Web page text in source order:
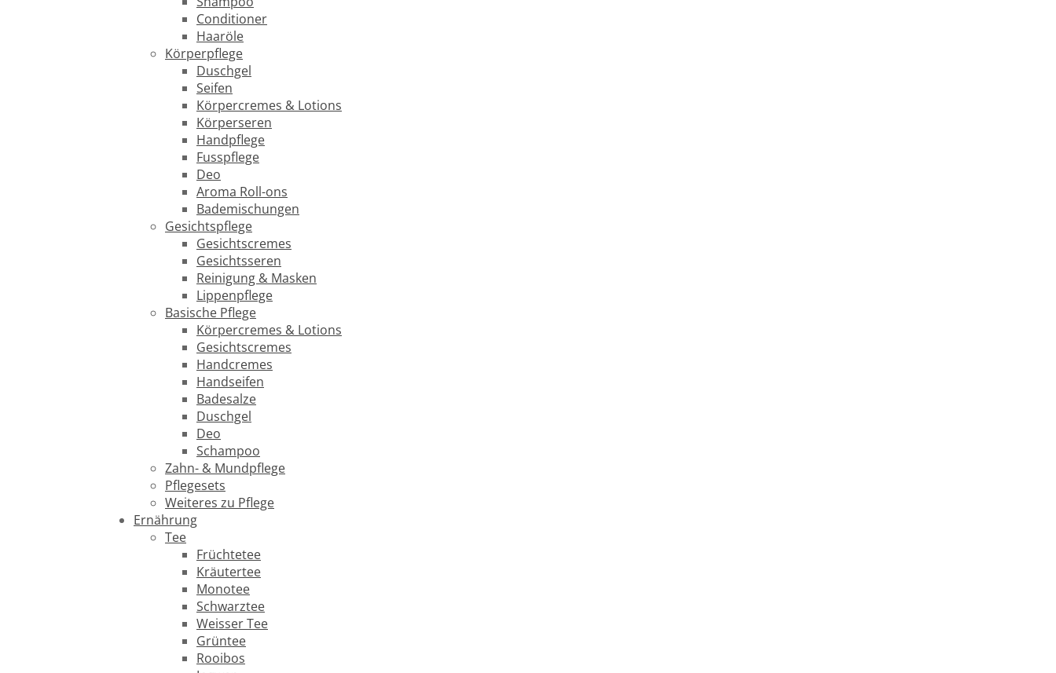
Conditioner
Haaröle
Körperpflege
Duschgel
Seifen
Körpercremes & Lotions
Körperseren
Handpflege
Fusspflege
Deo
Aroma Roll-ons
Bademischungen
Gesichtspflege
Gesichtscremes
Gesichtsseren
Reinigung & Masken
Lippenpflege
Basische Pflege
Körpercremes & Lotions
Gesichtscremes
Handcremes
Handseifen
Badesalze
Duschgel
Deo
Schampoo
Zahn- & Mundpflege
Pflegesets
Weiteres zu Pflege
Ernährung
Tee
Früchtetee
Kräutertee
Monotee
Schwarztee
Weisser Tee
Grüntee
Rooibos